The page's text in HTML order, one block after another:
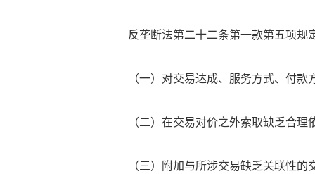
反垄断法第二十二条第一款第五项规
（一）对交易达成、服务方式、付款
（二）在交易对价之外索取缺乏合理
（三）附加与所涉交易缺乏关联性的